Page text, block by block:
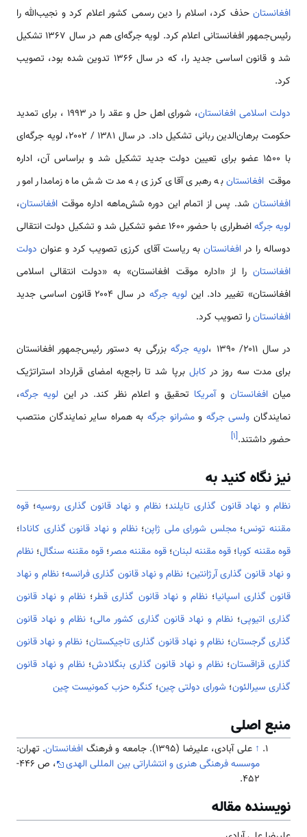
افغانستان حذف کرد، اسلام را دین رسمی کشور اعلام کرد و نجیب‌الله را
رئیس‌جمهور افغانستانی اعلام کرد. لویه جرگه‌ای هم در سال ۱۳۶۷ تشکیل
شد و قانون اساسی جدید را، که در سال ۱۳۶۶ تدوین شده بود، تصویب
کرد.
دولت اسلامی افغانستان
، شورای اهل حل و عقد را در ۱۹۹۳ ، برای تمدید
حکومت برهان‌الدین ربانی تشکیل داد. در سال ۱۳۸۱ / ۲۰۰۲، لویه جرگه‌ای
با ۱۵۰۰ عضو برای تعیین دولت جدید تشکیل شد و براساس آن، اداره
موقتافغانستانبه رهبری آقای کرزی به مدت شش ماه زمامدار امور
افغانستان شد. پس از اتمام این دوره شش‌ماهه اداره موقت افغانستان،
لویه جرگه
اضطراری با حضور ۱۶۰۰ عضو تشکیل شد و تشکیل دولت انتقالی
دوساله را درافغانستان به ریاست آقای کرزی تصویب کرد و عنوان دولت
افغانستان را از «اداره موقت افغانستان» به «دولت انتقالی اسلامی
افغانستان» تغییر داد. اینلویه جرگه در سال ۲۰۰۴ قانون اساسی جدید
افغانستانرا تصویب کرد.
در سال ۲۰۱۱/ ۱۳۹۰ ، لویه جرگه بزرگی به دستور رئیس‌جمهور افغانستان
برای مدت سه روز در کابل برپا شد تا راجع‌به امضای قرارداد استراتژیک
میانافغانستان وآمریکا تحقیق و اعلام نظر کند. در این لویه جرگه،
نمایندگان ولسی جرگه ومشرانو جرگه به همراه سایر نمایندگان منتصب
حضور داشتند.[۱]
نیز نگاه کنید به
نظام و نهاد قانون گذاری تایلند؛نظام و نهاد قانون گذاری روسیه؛ قوه
مقننه تونس؛مجلس شورای ملی ژاپن؛نظام و نهاد قانون گذاری کانادا؛
قوه مقننه کوبا؛قوه مقننه لبنان؛قوه مقننه مصر؛ قوه مقننه سنگال؛ نظام
و نهاد قانون گذاری آرژانتین؛ نظام و نهاد قانون گذاری فرانسه؛نظام و نهاد
قانون گذاری اسپانیا؛نظام و نهاد قانون گذاری قطر؛ نظام و نهاد قانون
گذاری اتیوپی؛ نظام و نهاد قانون گذاری کشور مالی؛ نظام و نهاد قانون
گذاری گرجستان؛ نظام و نهاد قانون گذاری تاجیکستان؛ نظام و نهاد قانون
گذاری قزاقستان؛نظام و نهاد قانون گذاری بنگلادش؛نظام و نهاد قانون
گذاری سیرالئون؛ شورای دولتی چین؛ کنگره حزب کمونیست چین
منبع اصلی
↑ علی آبادی، علیرضا (1395). جامعه و فرهنگ افغانستان. تهران:
موسسه فرهنگی هنری و انتشاراتی بین المللی الهدی
، ص 446-
452.
نویسنده مقاله